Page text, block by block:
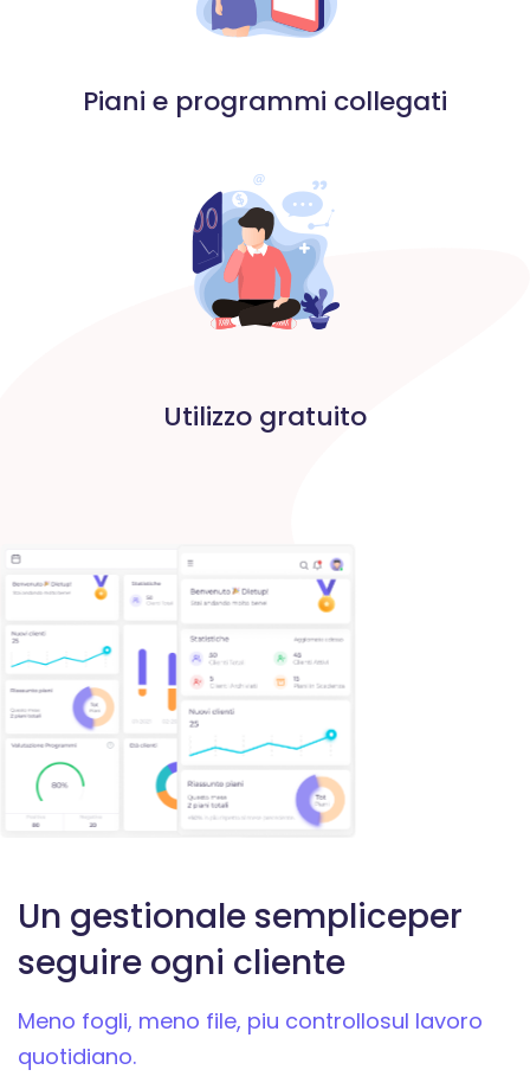
Piani e programmi collegati
Utilizzo gratuito
Un gestionale sempliceper
seguire ogni cliente
Meno fogli, meno file, piu controllosul lavoro
quotidiano.